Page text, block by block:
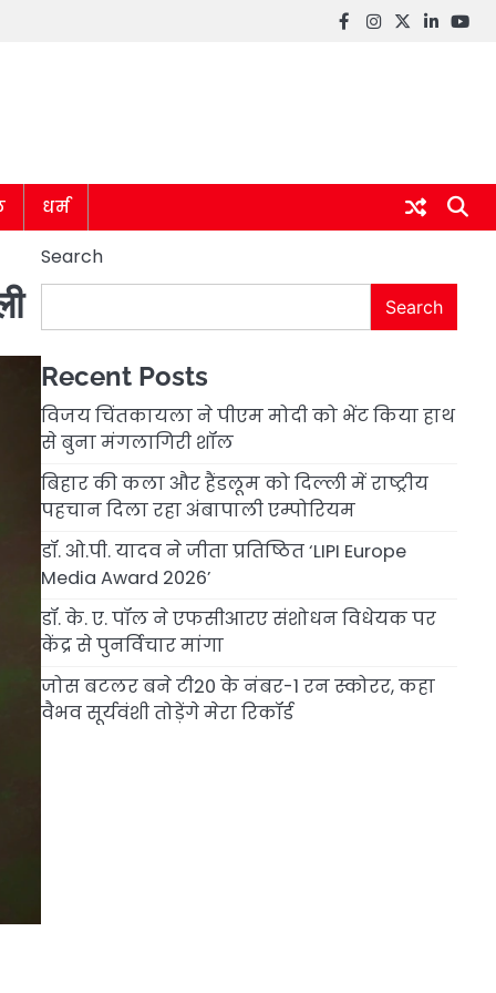
Facebook
instagram
twitter
linkedin
धर्म
Search
Search
Recent Posts
विजय चिंतकायला ने पीएम मोदी को भेंट किया हाथ
से बुना मंगलागिरी शॉल
बिहार की कला और हैंडलूम को दिल्ली में राष्ट्रीय
पहचान दिला रहा अंबापाली एम्पोरियम
डॉ. ओ.पी. यादव ने जीता प्रतिष्ठित ‘LIPI Europe
Media Award 2026’
डॉ. के. ए. पॉल ने एफसीआरए संशोधन विधेयक पर
केंद्र से पुनर्विचार मांगा
जोस बटलर बने टी20 के नंबर-1 रन स्कोरर, कहा
वैभव सूर्यवंशी तोड़ेंगे मेरा रिकॉर्ड